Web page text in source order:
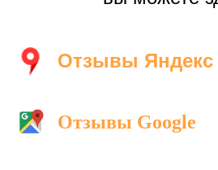
Отзывы Яндекс
Отзывы Google